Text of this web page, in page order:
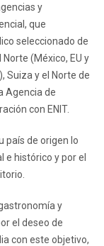
y
que
seleccionado de
(México, EU y
Suiza y el Norte de
Agencia de
con ENIT.
país de origen lo
e histórico y por el
y
el deseo de
con este objetivo,